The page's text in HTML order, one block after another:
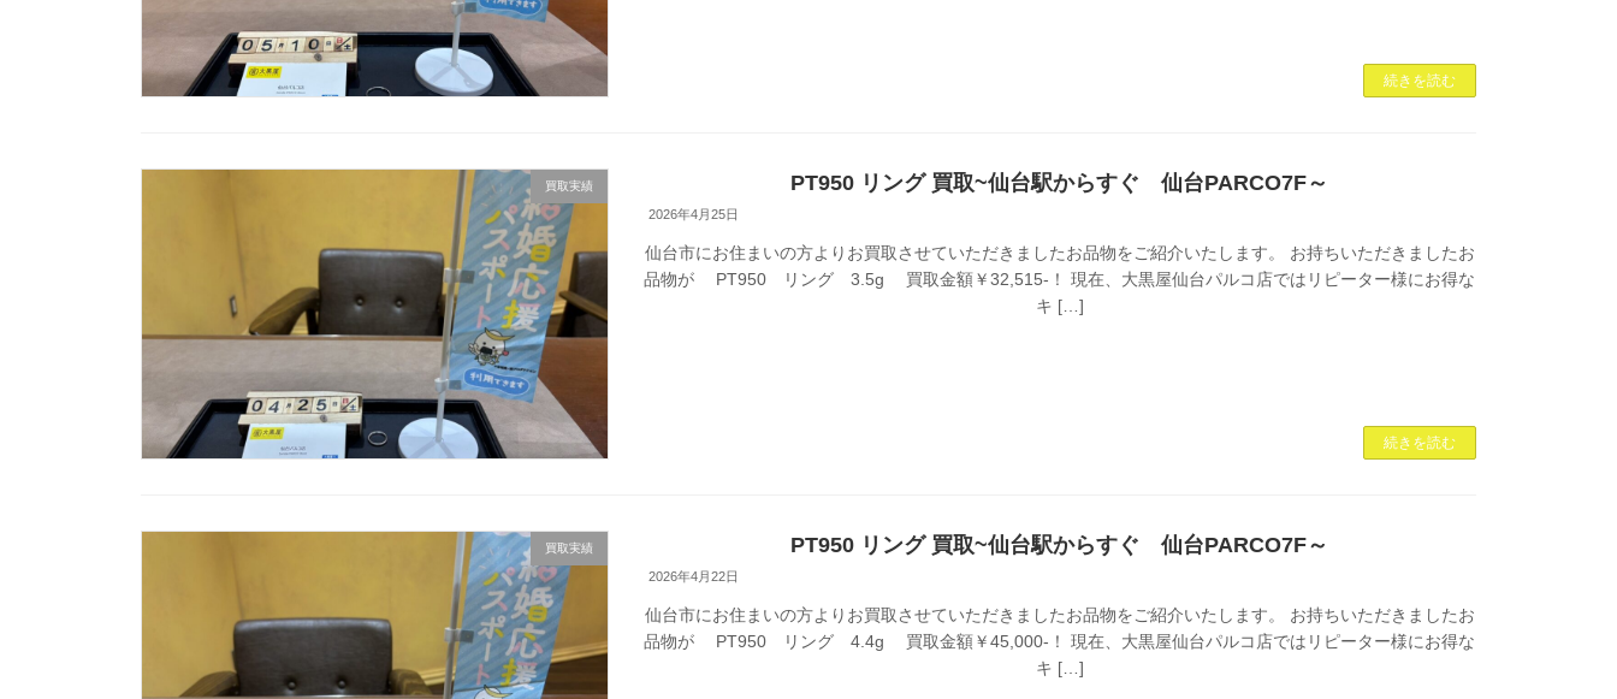
続きを読む
買取実績 PT950 リング 買取~仙台駅からすぐ 仙台PARCO7F～
2026年4月25日
仙台市にお住まいの方よりお買取させていただきましたお品物をご紹介いたします。 お持ちいただきましたお
品物が PT950 リング 3.5g 買取金額￥32,515-！ 現在、大黒屋仙台パルコ店ではリピーター様にお得な
キ […]
続きを読む
買取実績 PT950 リング 買取~仙台駅からすぐ 仙台PARCO7F～
2026年4月22日
仙台市にお住まいの方よりお買取させていただきましたお品物をご紹介いたします。 お持ちいただきましたお
品物が PT950 リング 4.4g 買取金額￥45,000-！ 現在、大黒屋仙台パルコ店ではリピーター様にお得な
キ […]